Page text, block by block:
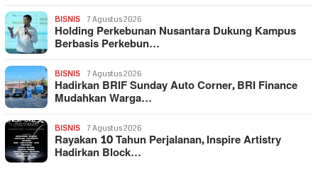
BISNIS 7 Agustus 2026
Holding Perkebunan Nusantara Dukung Kampus
Berbasis Perkebun…
BISNIS 7 Agustus 2026
Hadirkan BRIF Sunday Auto Corner, BRI Finance
Mudahkan Warga…
BISNIS 7 Agustus 2026
Rayakan 10 Tahun Perjalanan, Inspire Artistry
Hadirkan Block…